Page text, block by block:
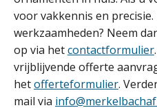
voor vakkennis en
werkzaamheden? Neem
op via hetcontactformulier
vrijblijvende offerte
hetofferteformulier.
mail via